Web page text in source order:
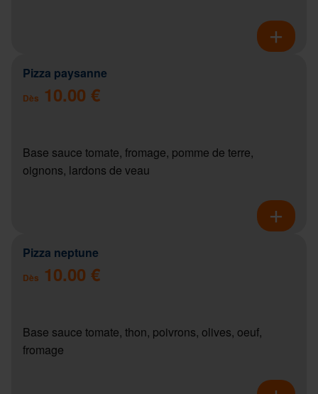
Pizza paysanne
Dès 10.00 €
Base sauce tomate, fromage, pomme de terre,
oignons, lardons de veau
Pizza neptune
Dès 10.00 €
Base sauce tomate, thon, poivrons, olives, oeuf,
fromage